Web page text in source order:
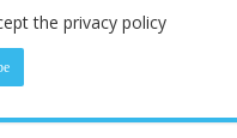
the privacy policy